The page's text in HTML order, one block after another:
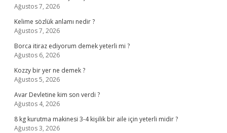
Ağustos 7, 2026
Kelime sözlük anlamı nedir ?
Ağustos 7, 2026
Borca itiraz ediyorum demek yeterli mi ?
Ağustos 6, 2026
Kozzy bir yer ne demek ?
Ağustos 5, 2026
Avar Devletine kim son verdi ?
Ağustos 4, 2026
8 kg kurutma makinesi 3-4 kişilik bir aile için yeterli midir ?
Ağustos 3, 2026